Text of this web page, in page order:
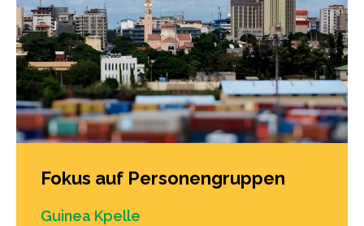
Fokus auf Personengruppen
Guinea Kpelle